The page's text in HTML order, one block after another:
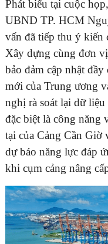
Phát biểu tại cuộc
UBND TP. HCM
vấn đã tiếp thu ý kiến
Xây dựng cùng đơn
bảo đảm cập nhật
mới của Trung ương
nghị rà soát lại dữ
đặc biệt là công năng
tại của Cảng Cần
dự báo năng lực đáp
khi cụm cảng nâng